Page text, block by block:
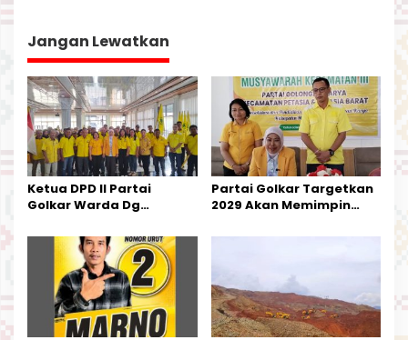
a
s
i
p
o
s
Jangan Lewatkan
Ketua DPD II Partai
Golkar Warda Dg
Pengurus Parti
Kecamatan Petasia dan
Kecamatan Petbar
Partai Golkar Targetkan
2029 Akan Memimpin